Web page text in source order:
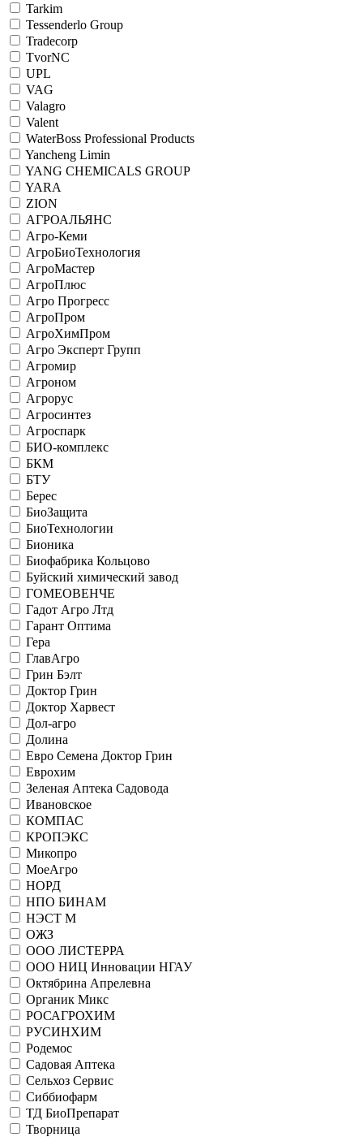
Tarkim
Tessenderlo Group
Tradecorp
TvorNC
UPL
VAG
Valagro
Valent
WaterBoss Professional Products
Yancheng Limin
YANG CHEMICALS GROUP
YARA
ZION
АГРОАЛЬЯНС
Агро-Кеми
АгроБиоТехнология
АгроМастер
АгроПлюс
Агро Прогресс
АгроПром
АгроХимПром
Агро Эксперт Групп
Агромир
Агроном
Агрорус
Агросинтез
Агроспарк
БИО-комплекс
БКМ
БТУ
Берес
БиоЗащита
БиоТехнологии
Бионика
Биофабрика Кольцово
Буйский химический завод
ГОМЕОВЕНЧЕ
Гадот Агро Лтд
Гарант Оптима
Гера
ГлавАгро
Грин Бэлт
Доктор Грин
Доктор Харвест
Дол-агро
Долина
Евро Семена Доктор Грин
Еврохим
Зеленая Аптека Садовода
Ивановское
КОМПАС
КРОПЭКС
Микопро
МоеАгро
НОРД
НПО БИНАМ
НЭСТ М
ОЖЗ
ООО ЛИСТЕРРА
ООО НИЦ Инновации НГАУ
Октябрина Апрелевна
Органик Микс
РОСАГРОХИМ
РУСИНХИМ
Родемос
Садовая Аптека
Сельхоз Сервис
Сиббиофарм
ТД БиоПрепарат
Творница